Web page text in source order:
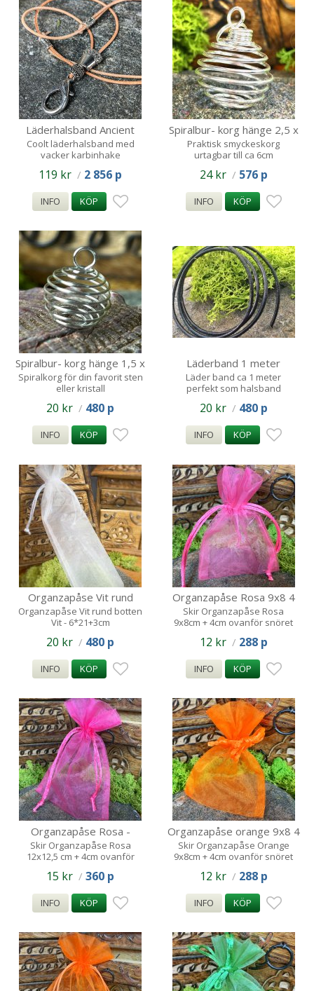
Läderhalsband Ancient
Hook
Coolt läderhalsband med
vacker karbinhake
119 kr / 2 856 p
INFO KÖP
Spiralbur- korg hänge 2,5 x
3 - 6 cm
Praktisk smyckeskorg
urtagbar till ca 6cm
24 kr / 576 p
INFO KÖP
Spiralbur- korg hänge 1,5 x
1.5 - 3
Spiralkorg för din favorit sten
eller kristall
20 kr / 480 p
INFO KÖP
Läderband 1 meter
Läder band ca 1 meter
perfekt som halsband
20 kr / 480 p
INFO KÖP
Organzapåse Vit rund
botten Vit -
6*21_x005F_x005F
Organzapåse Vit rund botten
Vit - 6*21+3cm
20 kr / 480 p
INFO KÖP
Organzapåse Rosa 9x8 4
cm
Skir Organzapåse Rosa
9x8cm + 4cm ovanför snöret
12 kr / 288 p
INFO KÖP
Organzapåse Rosa -
12x12,5 ,5cm
Skir Organzapåse Rosa
12x12,5 cm + 4cm ovanför
15 kr / 360 p
INFO KÖP
Organzapåse orange 9x8 4
cm
Skir Organzapåse Orange
9x8cm + 4cm ovanför snöret
12 kr / 288 p
INFO KÖP